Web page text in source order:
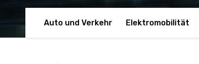
Auto und Verkehr Elektromobilität